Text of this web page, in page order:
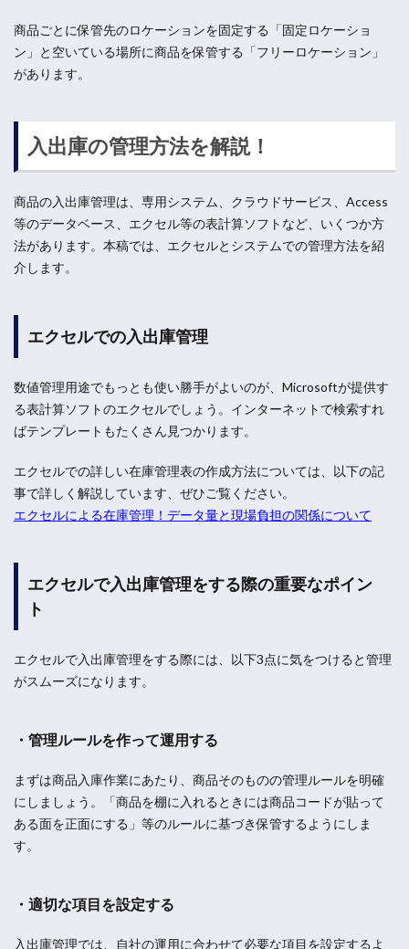
商品ごとに保管先のロケーションを固定する「固定ロケーショ
ン」と空いている場所に商品を保管する「フリーロケーション」
があります。
入出庫の管理方法を解説！
商品の入出庫管理は、専用システム、クラウドサービス、Access
等のデータベース、エクセル等の表計算ソフトなど、いくつか方
法があります。本稿では、エクセルとシステムでの管理方法を紹
介します。
エクセルでの入出庫管理
数値管理用途でもっとも使い勝手がよいのが、Microsoftが提供す
る表計算ソフトのエクセルでしょう。インターネットで検索すれ
ばテンプレートもたくさん見つかります。
エクセルでの詳しい在庫管理表の作成方法については、以下の記
事で詳しく解説しています、ぜひご覧ください。
エクセルによる在庫管理！データ量と現場負担の関係について
エクセルで入出庫管理をする際の重要なポイン
ト
エクセルで入出庫管理をする際には、以下3点に気をつけると管理
がスムーズになります。
・管理ルールを作って運用する
まずは商品入庫作業にあたり、商品そのものの管理ルールを明確
にしましょう。「商品を棚に入れるときには商品コードが貼って
ある面を正面にする」等のルールに基づき保管するようにしま
す。
・適切な項目を設定する
入出庫管理では、自社の運用に合わせて必要な項目を設定するよ